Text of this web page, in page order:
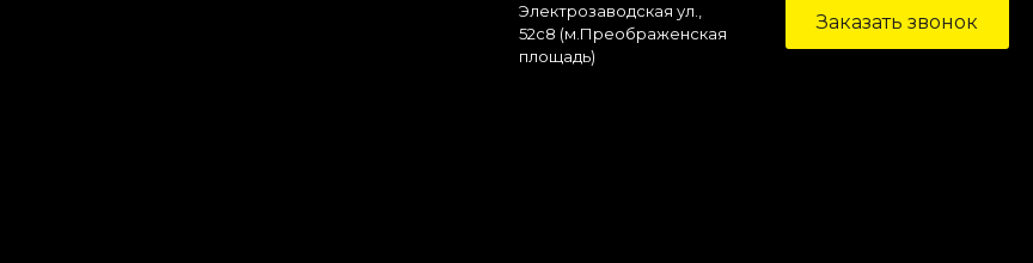
Электрозаводская ул.,
52c8 (м.Преображенская
площадь)
Заказать звонок